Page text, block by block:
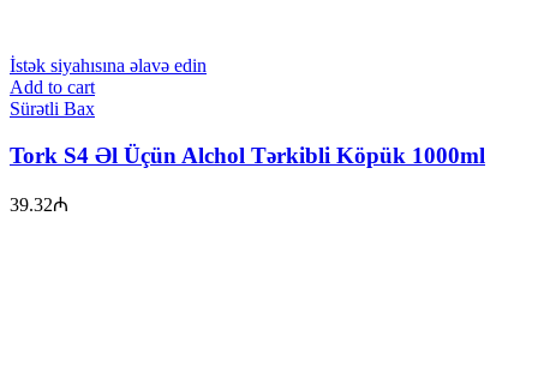
İstək siyahısına əlavə edin
Add to cart
Sürətli Bax
Tork S4 Əl Üçün Alchol Tərkibli Köpük 1000ml
39.32₼